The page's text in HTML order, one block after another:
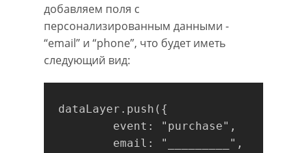
добавляем поля с
персонализированным данными -
“email” и “phone”, что будет иметь
следующий вид:
dataLayer.push({